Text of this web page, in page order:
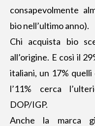
consapevolmente
bio nell’ultimo anno).
Chi acquista bio
all’origine. E così il
italiani, un 17%
l’11% cerca
DOP/IGP.
Anche la marca